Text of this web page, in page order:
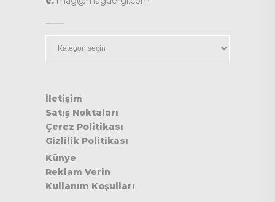
İletişim
Satış Noktaları
Çerez Politikası
Gizlilik Politikası
Künye
Reklam Verin
Kullanım Koşulları